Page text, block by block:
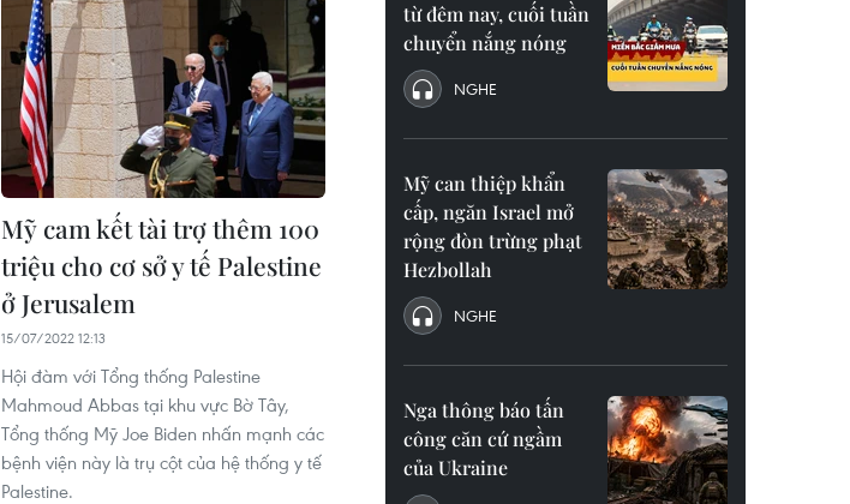
Mỹ cam kết tài trợ thêm 100
triệu cho cơ sở y tế Palestine
ở Jerusalem
15/07/2022 12:13
Hội đàm với Tổng thống Palestine
Mahmoud Abbas tại khu vực Bờ Tây,
Tổng thống Mỹ Joe Biden nhấn mạnh các
bệnh viện này là trụ cột của hệ thống y tế
Palestine.
từ đêm nay, cuối tuần
chuyển nắng nóng
NGHE
Mỹ can thiệp khẩn
cấp, ngăn Israel mở
rộng đòn trừng phạt
Hezbollah
NGHE
Nga thông báo tấn
công căn cứ ngầm
của Ukraine